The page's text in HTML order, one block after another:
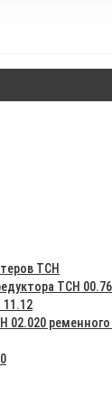
ТСН
ТСН
02.020 ременного